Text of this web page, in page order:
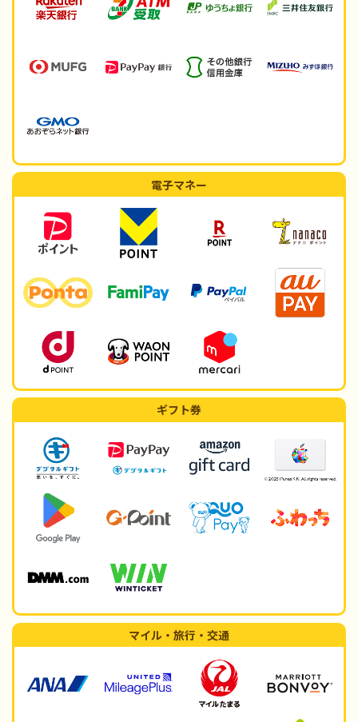
電子マネー
ギフト券
マイル・旅行・交通